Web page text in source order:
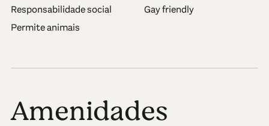
Responsabilidade social
Gay friendly
Permite animais
Amenidades